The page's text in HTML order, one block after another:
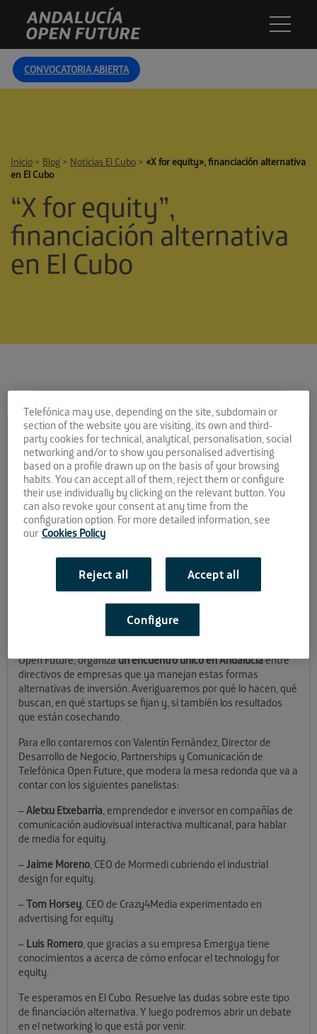
content
Andalucía
Open
Future
CONVOCATORIA ABIERTA
Inicio > Blog > Noticias El Cubo > «X for equity», financiación alternativa
en El Cubo
“X for equity”,
financiación alternativa
en El Cubo
Comparte la noticia:
“X for equity”,
financiación alternativa
en El Cubo
“X for equity”
Profundizar en estas fórmulas de la mano de reputadas
empresas que se acercan a la innovación del ecosistema
emprendedor para conseguir una cartera de participaciones
en este tipo de startups es el objetivo del encuentro de
financiación alternativa bautizado como “X for equity”.
Open Future, organizaun encuentro único en Andalucíaentre
directivos de empresas que ya manejan estas formas
alternativas de inversión. Averiguaremos por qué lo hacen, qué
buscan, en qué startups se fijan y, si también los resultados
que están cosechando.
Para ello contaremos con Valentín Fernández, Director de
Desarrollo de Negocio, Partnerships y Comunicación de
Telefónica Open Future, que modera la mesa redonda que va a
contar con los siguientes panelistas:
–Aletxu Etxebarria, emprendedor e inversor en compañías de
comunicación audiovisual interactiva multicanal, para hablar
de media for equity.
–Jaime Moreno, CEO de Mormedi cubriendo el industrial
design for equity.
–Tom Horsey, CEO de Crazy4Media experimentado en
advertising for equity.
– Luis Romero, que gracias a su empresa Emergya tiene
conocimientos a acerca de cómo enfocar el technology for
equity.
Te esperamos en El Cubo. Resuelve las dudas sobre este tipo
de financiación alternativa. Y luego podremos abrir un debate
en el networking lo que está por venir.
Telefónica may use, depending on the site, subdomain or
section of the website you are visiting, its own and third-
party cookies for technical, analytical, personalisation, social
networking and/or to show you personalised advertising
based on a profile drawn up on the basis of your browsing
habits. You can accept all of them, reject them or configure
their use individually by clicking on the relevant button. You
can also revoke your consent at any time from the
configuration option. For more detailed information, see
our Cookies Policy
Reject all Accept all
Configure